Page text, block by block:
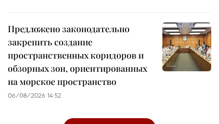
Предложено законодательно
закрепить создание
пространственных коридоров и
обзорных зон, ориентированных
на морское пространство
06/08/2026 14:52